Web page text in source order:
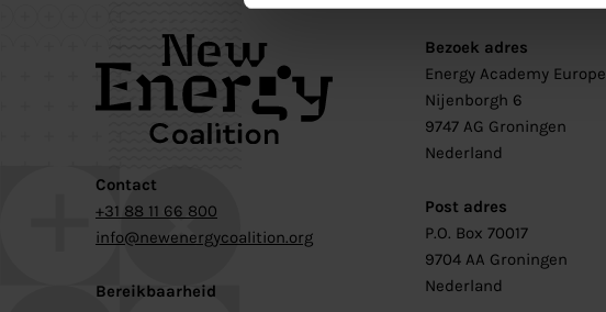
Contact
+31 88 11 66 800
info@newenergycoalition.org
Bereikbaarheid
Bezoek adres
Energy Academy Europe
Nijenborgh 6
9747 AG Groningen
Nederland
Post adres
P.O. Box 70017
9704 AA Groningen
Nederland